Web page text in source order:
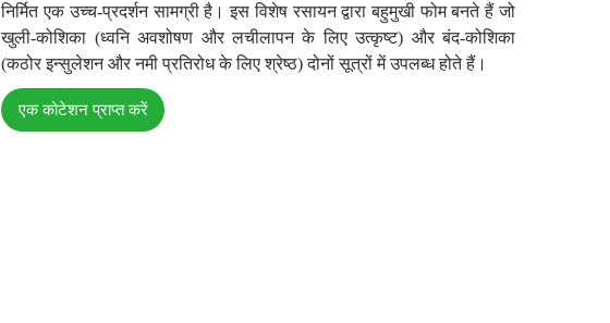
निर्मित एक उच्च-प्रदर्शन सामग्री है। इस विशेष रसायन द्वारा बहुमुखी फोम बनते हैं जो
खुली-कोशिका (ध्वनि अवशोषण और लचीलापन के लिए उत्कृष्ट) और बंद-कोशिका
(कठोर इन्सुलेशन और नमी प्रतिरोध के लिए श्रेष्ठ) दोनों सूत्रों में उपलब्ध होते हैं।
एक कोटेशन प्राप्त करें